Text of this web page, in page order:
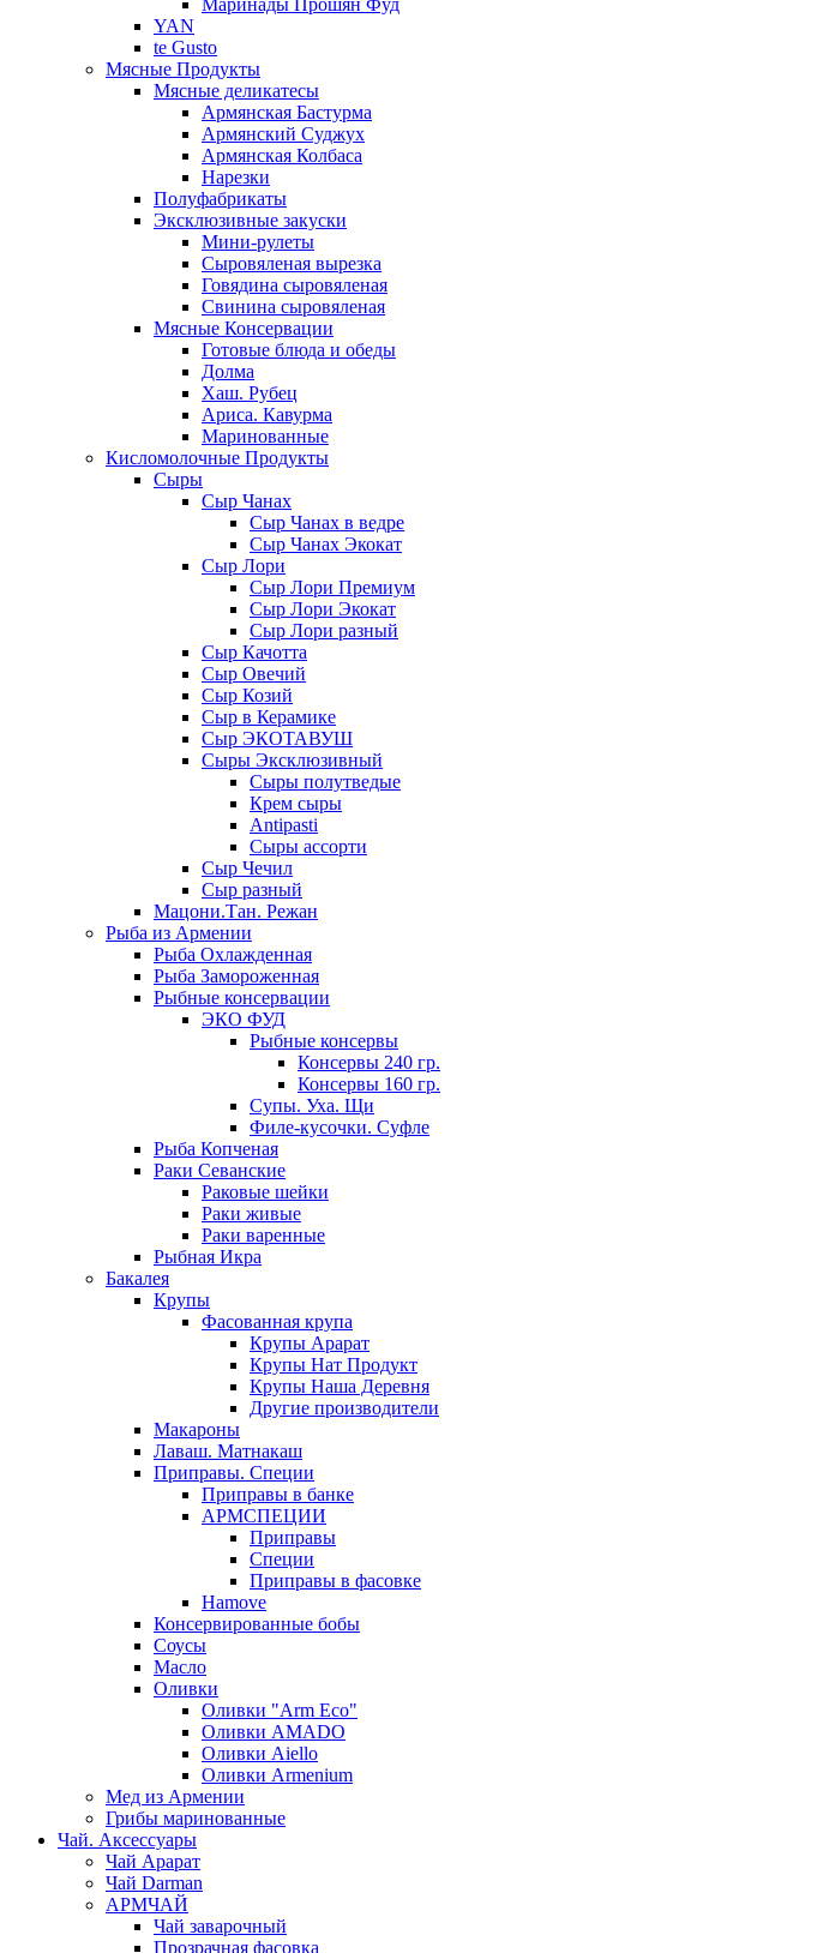
Маринады Прошян Фуд
YAN
te Gusto
Мясные Продукты
Мясные деликатесы
Армянская Бастурма
Армянский Суджух
Армянская Колбаса
Нарезки
Полуфабрикаты
Эксклюзивные закуски
Мини-рулеты
Сыровяленая вырезка
Говядина сыровяленая
Свинина сыровяленая
Мясные Консервации
Готовые блюда и обеды
Долма
Хаш. Рубец
Ариса. Кавурма
Маринованные
Кисломолочные Продукты
Сыры
Сыр Чанах
Сыр Чанах в ведре
Сыр Чанах Экокат
Сыр Лори
Сыр Лори Премиум
Сыр Лори Экокат
Сыр Лори разный
Сыр Качотта
Сыр Овечий
Сыр Козий
Сыр в Керамике
Сыр ЭКОТАВУШ
Сыры Эксклюзивный
Сыры полутведые
Крем сыры
Antipasti
Сыры ассорти
Сыр Чечил
Сыр разный
Мацони.Тан. Режан
Рыба из Армении
Рыба Охлажденная
Рыба Замороженная
Рыбные консервации
ЭКО ФУД
Рыбные консервы
Консервы 240 гр.
Консервы 160 гр.
Супы. Уха. Щи
Филе-кусочки. Суфле
Рыба Копченая
Раки Севанские
Раковые шейки
Раки живые
Раки варенные
Рыбная Икра
Бакалея
Крупы
Фасованная крупа
Крупы Арарат
Крупы Нат Продукт
Крупы Наша Деревня
Другие производители
Макароны
Лаваш. Матнакаш
Приправы. Специи
Приправы в банке
АРМСПЕЦИИ
Приправы
Специи
Приправы в фасовке
Hamove
Консервированные бобы
Соусы
Масло
Оливки
Оливки "Arm Eco"
Оливки AMADO
Оливки Aiello
Оливки Armenium
Мед из Армении
Грибы маринованные
Чай. Аксессуары
Чай Арарат
Чай Darman
АРМЧАЙ
Чай заварочный
Прозрачная фасовка